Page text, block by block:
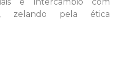
e intercâmbio com
zelando pela ética